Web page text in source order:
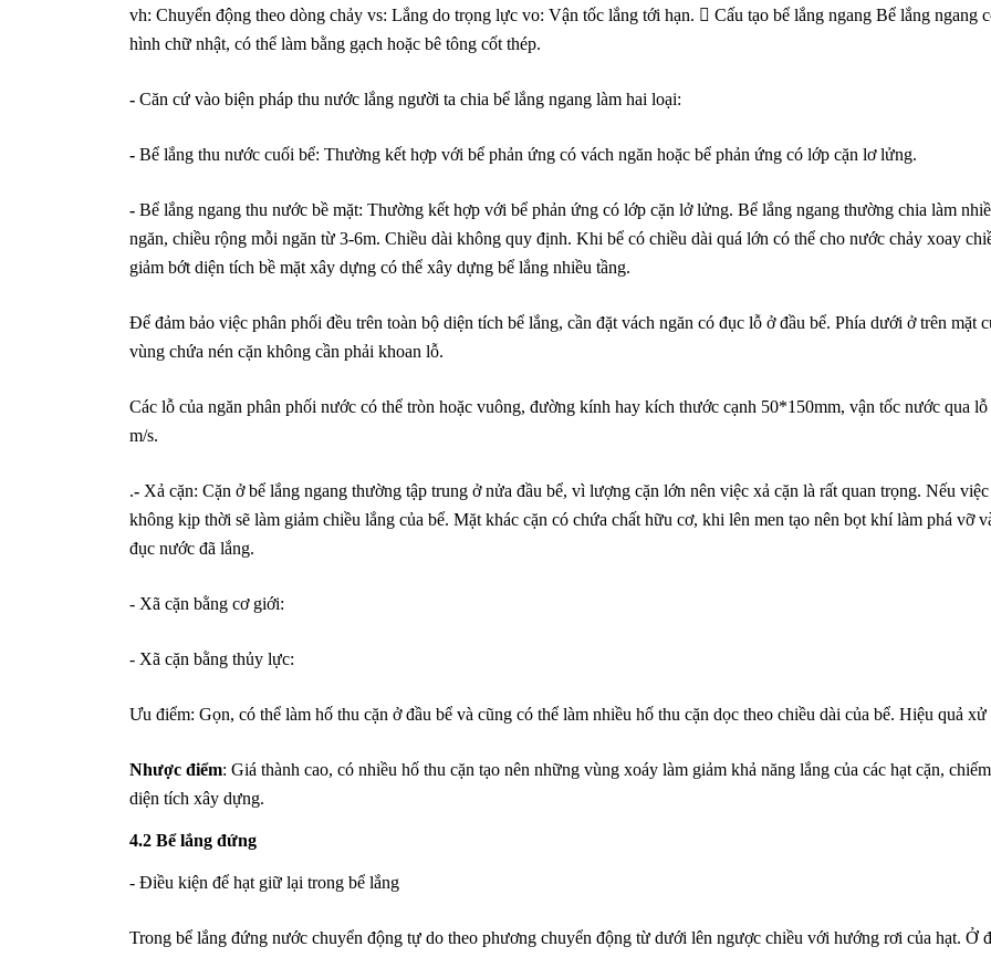
vh: Chuyển động theo dòng chảy vs: Lắng do trọng lực vo: Vận tốc lắng tới hạn.  Cấu tạo bể lắng ngang Bể lắng ngang
hình chữ nhật, có thể làm bằng gạch hoặc bê tông cốt thép.
- Căn cứ vào biện pháp thu nước lắng người ta chia bể lắng ngang làm hai loại:
- Bể lắng thu nước cuối bể: Thường kết hợp với bể phản ứng có vách ngăn hoặc bể phản ứng có lớp cặn lơ lửng.
- Bể lắng ngang thu nước bề mặt: Thường kết hợp với bể phản ứng có lớp cặn lở lửng. Bể lắng ngang thường chia làm
ngăn, chiều rộng mỗi ngăn từ 3-6m. Chiều dài không quy định. Khi bể có chiều dài quá lớn có thể cho nước chảy xoay
giảm bớt diện tích bề mặt xây dựng có thể xây dựng bể lắng nhiều tầng.
Để đảm bảo việc phân phối đều trên toàn bộ diện tích bể lắng, cần đặt vách ngăn có đục lỗ ở đầu bể. Phía dưới ở trên mặt
vùng chứa nén cặn không cần phải khoan lỗ.
Các lỗ của ngăn phân phối nước có thể tròn hoặc vuông, đường kính hay kích thước cạnh 50*150mm, vận tốc nước qua
m/s.
.- Xả cặn: Cặn ở bể lắng ngang thường tập trung ở nửa đầu bể, vì lượng cặn lớn nên việc xả cặn là rất quan trọng. Nếu
không kịp thời sẽ làm giảm chiều lắng của bể. Mặt khác cặn có chứa chất hữu cơ, khi lên men tạo nên bọt khí làm phá vỡ
đục nước đã lắng.
- Xã cặn bằng cơ giới:
- Xã cặn bằng thủy lực:
Ưu điểm: Gọn, có thể làm hố thu cặn ở đầu bể và cũng có thể làm nhiều hố thu cặn dọc theo chiều dài của bể. Hiệu quả
Nhược điểm: Giá thành cao, có nhiều hố thu cặn tạo nên những vùng xoáy làm giảm khả năng lắng của các hạt cặn,
diện tích xây dựng.
4.2 Bể lắng đứng
- Điều kiện để hạt giữ lại trong bể lắng
Trong bể lắng đứng nước chuyển động tự do theo phương chuyển động từ dưới lên ngược chiều với hướng rơi của hạt. Ở